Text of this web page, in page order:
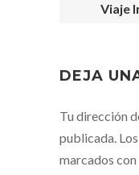
Viaje
DEJA
Tu dirección
publicada.
marcados con